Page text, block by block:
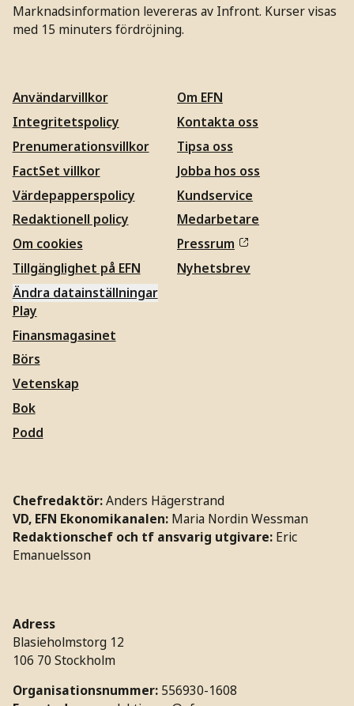
Marknadsinformation levereras av Infront. Kurser visas
med 15 minuters fördröjning.
Användarvillkor
Integritetspolicy
Prenumerationsvillkor
FactSet villkor
Värdepapperspolicy
Redaktionell policy
Om cookies
Tillgänglighet på EFN
Ändra datainställningar
Om EFN
Kontakta oss
Tipsa oss
Jobba hos oss
Kundservice
Medarbetare
Pressrum
Nyhetsbrev
Play
Finansmagasinet
Börs
Vetenskap
Bok
Podd
Chefredaktör:Anders Hägerstrand
VD, EFN Ekonomikanalen: Maria Nordin Wessman
Redaktionschef och tf ansvarig utgivare: Eric
Emanuelsson
Adress
Blasieholmstorg 12
106 70 Stockholm
Organisationsnummer: 556930-1608